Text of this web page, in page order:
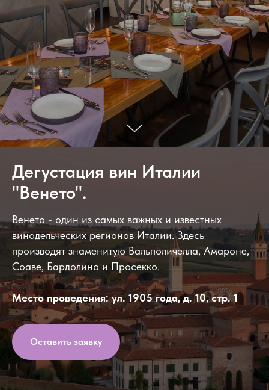
Дегустация вин Италии
"Венето".
Венето - один из самых важных и известных
винодельческих регионов Италии. Здесь
производят знаменитую Вальполичелла, Амароне,
Соаве, Бардолино и Просекко.
Место проведения: ул. 1905 года, д. 10, стр. 1
Оставить заявку